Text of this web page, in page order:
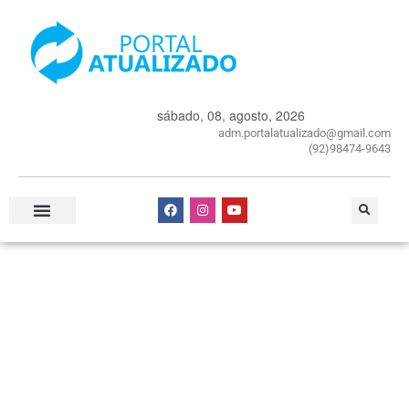
sábado, 08, agosto, 2026
adm.portalatualizado@gmail.com
(92)98474-9643